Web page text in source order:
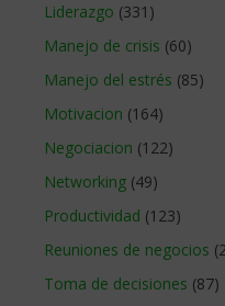
Liderazgo (331)
Manejo de crisis (60)
Manejo del estrés (85)
Motivacion (164)
Negociacion (122)
Networking (49)
Productividad (123)
Reuniones de negocios
Toma de decisiones (87)